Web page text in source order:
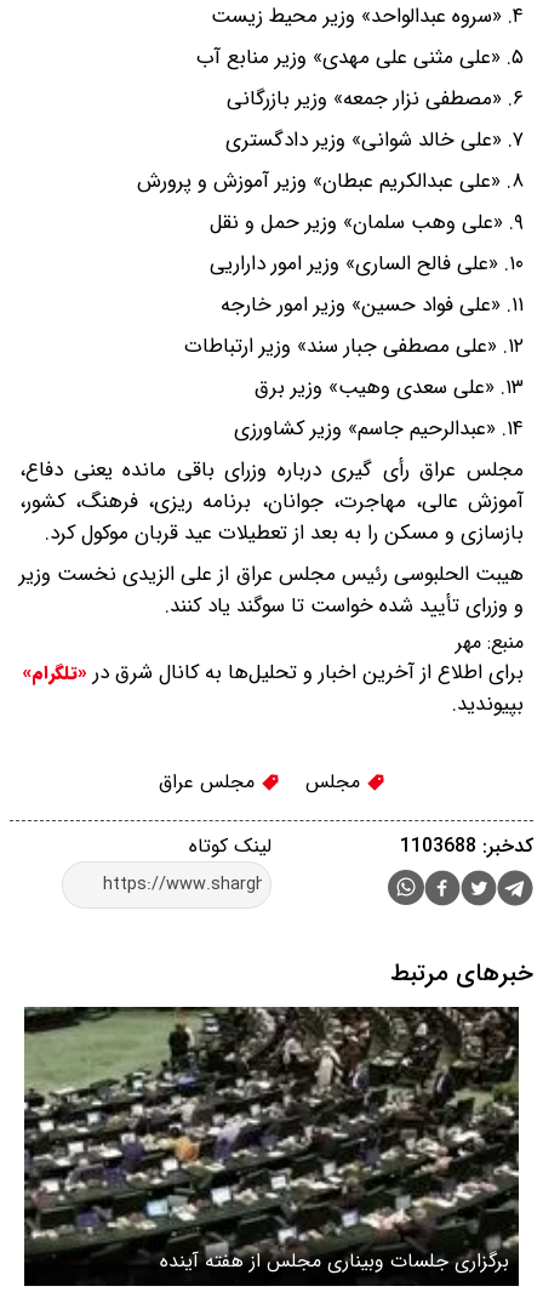
۴. «سروه عبدالواحد» وزیر محیط زیست
۵. «علی مثنی علی مهدی» وزیر منابع آب
۶. «مصطفی نزار جمعه» وزیر بازرگانی
۷. «علی خالد شوانی» وزیر دادگستری
۸. «علی عبدالکریم عبطان» وزیر آموزش و پرورش
۹. «علی وهب سلمان» وزیر حمل و نقل
۱۰. «علی فالح الساری» وزیر امور داراریی
۱۱. «علی فواد حسین» وزیر امور خارجه
۱۲. «علی مصطفی جبار سند» وزیر ارتباطات
۱۳. «علی سعدی وهیب» وزیر برق
۱۴. «عبدالرحیم جاسم» وزیر کشاورزی
مجلس عراق رأی گیری درباره وزرای باقی مانده یعنی دفاع،
آموزش عالی، مهاجرت، جوانان، برنامه ریزی، فرهنگ، کشور،
بازسازی و مسکن را به بعد از تعطیلات عید قربان موکول کرد.
هیبت الحلبوسی رئیس مجلس عراق از علی الزیدی نخست وزیر
و وزرای تأیید شده خواست تا سوگند یاد کنند.
منبع: مهر
برای اطلاع از آخرین اخبار و تحلیل‌ها به کانال شرق در «تلگرام»
بپیوندید.
مجلس مجلس عراق
لینک کوتاه کدخبر: 1103688
خبرهای مرتبط
برگزاری جلسات وبیناری مجلس از هفته آینده